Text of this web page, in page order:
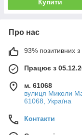
Купити
Про нас
93% позитивних з
Працює з
м. 61068
вулиця Миколи
61068, Україна
Контакти